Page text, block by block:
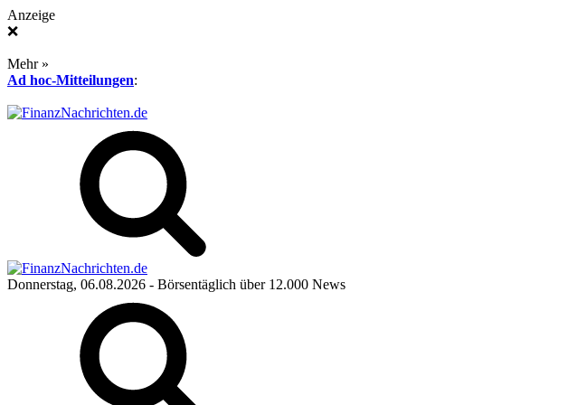
Anzeige
❌
Mehr »
Ad hoc-Mitteilungen:
Donnerstag, 06.08.2026 - Börsentäglich über 12.000 News